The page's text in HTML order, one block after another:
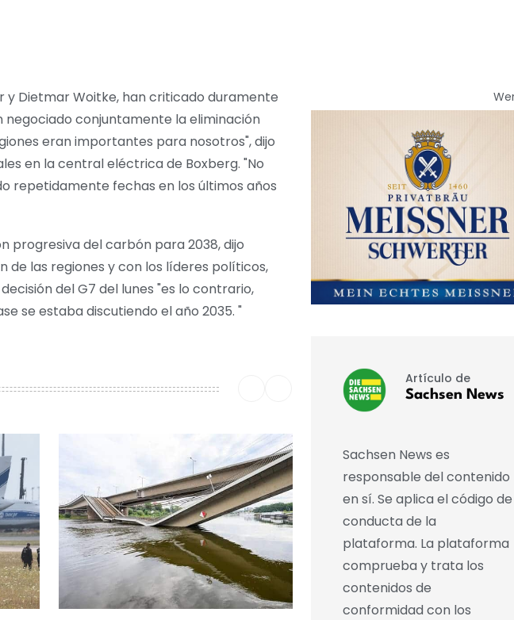
y Dietmar Woitke, han criticado duramente
conjuntamente la eliminación
eran importantes para nosotros", dijo
en la central eléctrica de Boxberg. "No
repetidamente fechas en los últimos años
progresiva del carbón para 2038, dijo
de las regiones y con los líderes políticos,
del G7 del lunes "es lo contrario,
se estaba discutiendo el año 2035. "
Artículo de
Sachsen News
Sachsen News es
responsable del contenido
en sí. Se aplica el código de
conducta de la
plataforma. La plataforma
comprueba y trata los
contenidos de
conformidad con los